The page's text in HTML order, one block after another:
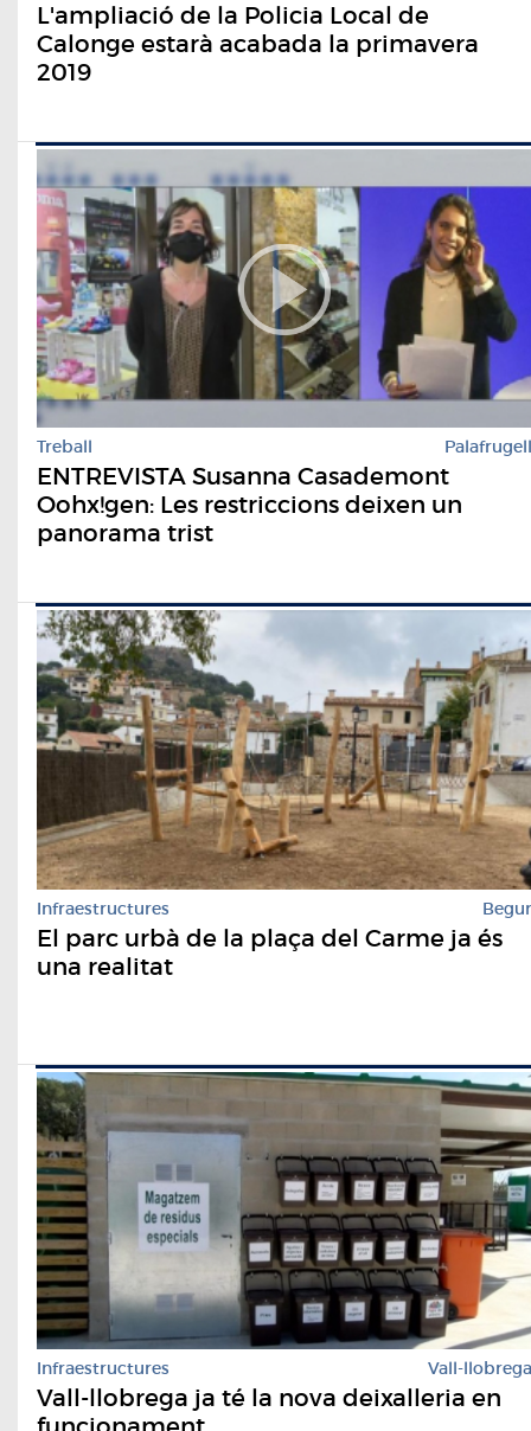
L'ampliació de la Policia Local de
Calonge estarà acabada la primavera
2019
Treball Palafrugell
ENTREVISTA Susanna Casademont
Oohx!gen: Les restriccions deixen un
panorama trist
Infraestructures Begur
El parc urbà de la plaça del Carme ja és
una realitat
Infraestructures Vall-llobrega
Vall-llobrega ja té la nova deixalleria en